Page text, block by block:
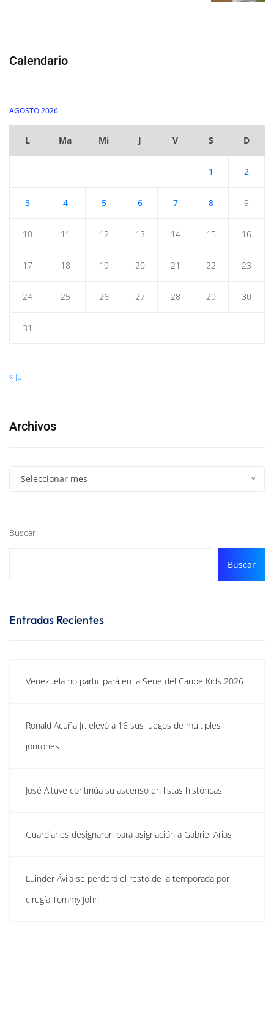
Calendario
AGOSTO 2026
L Ma Mi J V S D
1 2
3 4 5 6 7 8 9
10 11 12 13 14 15 16
17 18 19 20 21 22 23
24 25 26 27 28 29 30
31
« Jul
Archivos
Seleccionar mes
Buscar
Buscar
Entradas Recientes
Venezuela no participará en la Serie del Caribe Kids 2026
Ronald Acuña Jr. elevó a 16 sus juegos de múltiples
jonrones
José Altuve continúa su ascenso en listas históricas
Guardianes designaron para asignación a Gabriel Arias
Luinder Ávila se perderá el resto de la temporada por
cirugía Tommy John